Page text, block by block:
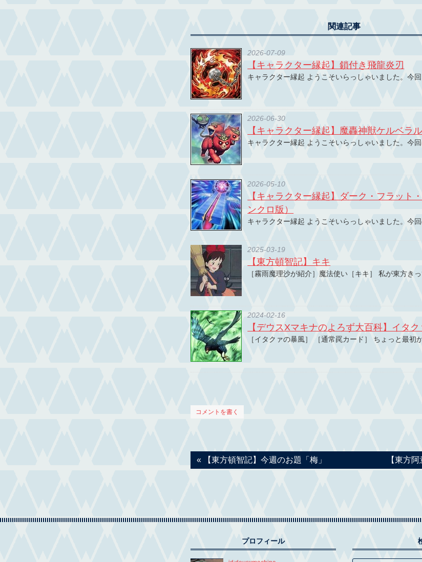
関連記事
2026-07-09
【キャラクター縁起】鎖付き飛龍炎刃
キャラクター縁起 ようこそいらっしゃいました。今
2026-06-30
【キャラクター縁起】魔轟神獣ケルベラル
キャラクター縁起 ようこそいらっしゃいました。今
2026-05-10
【キャラクター縁起】ダーク・フラット
ンクロ版）
キャラクター縁起 ようこそいらっしゃいました。今
2025-03-19
【東方頓智記】キキ
［霧雨魔理沙が紹介］魔法使い［キキ］ 私が東方き
2024-02-16
【デウスXマキナのよろず大百科】イタ
［イタクァの暴風］ ［通常罠カード］ ちょっと最初
コメントを書く
« 【東方頓智記】今週のお題「梅」 【東方
プロフィール